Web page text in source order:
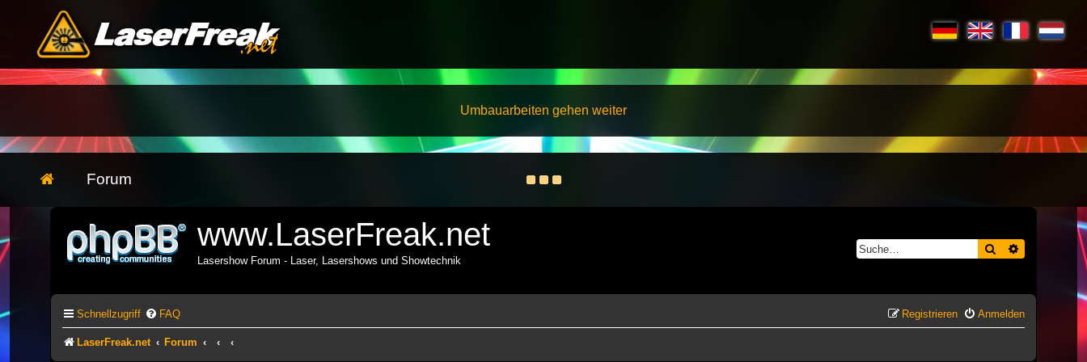
Umbauarbeiten gehen weiter
Forum
www.LaserFreak.net
Lasershow Forum - Laser, Lasershows und Showtechnik
Suche Erweiterte
Schnellzugriff FAQ Anmelden
Registrieren
LaserFreak.net Forum